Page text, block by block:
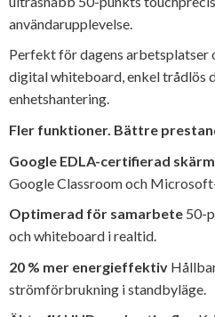
användarupplevelse.
Perfekt för dagens arbetsplatser
digital whiteboard, enkel trådlös
enhetshantering.
Fler funktioner. Bättre
Google EDLA-certifierad skärm
Google Classroom och
Optimerad för samarbete 50-
och whiteboard i realtid.
20 % mer energieffektiv
strömförbrukning i standbyläge.